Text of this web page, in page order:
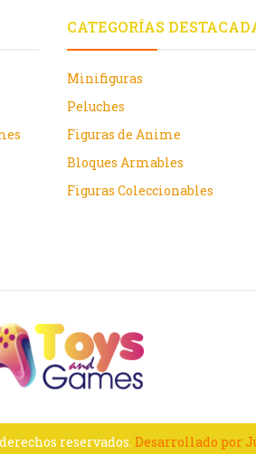
CATEGORÍAS
Minifiguras
Peluches
Figuras de Anime
Bloques Armables
Figuras Coleccionables
reservados. Desarrollado por